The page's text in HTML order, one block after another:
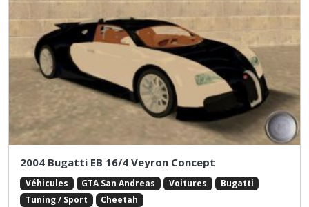
2004 Bugatti EB 16/4 Veyron Concept
Véhicules GTA San Andreas Voitures
Bugatti
Tuning / Sport
Cheetah